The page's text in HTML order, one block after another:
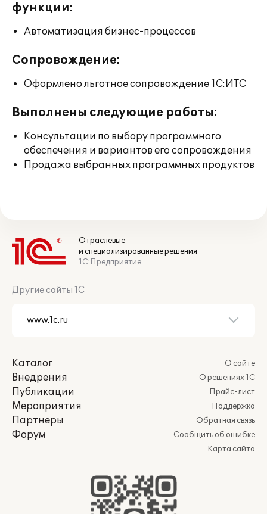
функции:
Автоматизация бизнес-процессов
Сопровождение:
Оформлено льготное сопровождение 1С:ИТС
Выполнены следующие работы:
Консультации по выбору программного
обеспечения и вариантов его сопровождения
Продажа выбранных программных продуктов
Отраслевые
и специализированные решения
1С:Предприятие
Другие сайты 1С
Каталог
Внедрения
Публикации
Мероприятия
Партнеры
Форум
О сайте
О решениях 1С
Прайс-лист
Поддержка
Обратная связь
Сообщить об ошибке
Карта сайта